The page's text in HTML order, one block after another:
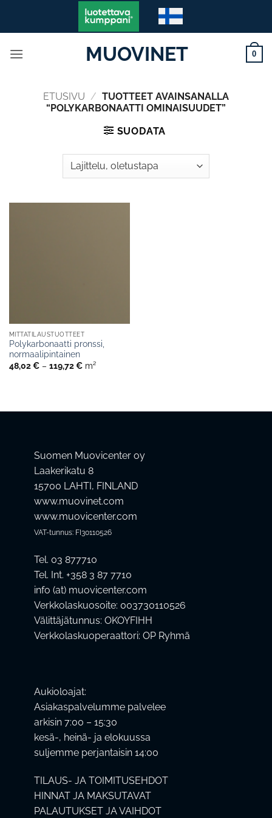
MUOVINET 0
ETUSIVU / TUOTTEET AVAINSANALLA
“POLYKARBONAATTI OMINAISUUDET”
SUODATA
MITTATILAUSTUOTTEET
Polykarbonaatti pronssi,
normaalipintainen
48,02€ – 119,72€Hintaluokka:
m²
Suomen Muovicenter oy
Laakerikatu 8
15700 LAHTI, FINLAND
www.muovinet.com
www.muovicenter.com
VAT-tunnus: FI30110526
Tel. 03 877710
Tel. Int. +358 3 87 7710
info (at) muovicenter.com
Verkkolaskuosoite: 003730110526
Välittäjätunnus: OKOYFIHH
Verkkolaskuoperaattori: OP Ryhmä
Aukioloajat:
Asiakaspalvelumme palvelee
arkisin 7:00 – 15:30
kesä-, heinä- ja elokuussa
suljemme perjantaisin 14:00
TILAUS- JA TOIMITUSEHDOT
HINNAT JA MAKSUTAVAT
PALAUTUKSET JA VAIHDOT